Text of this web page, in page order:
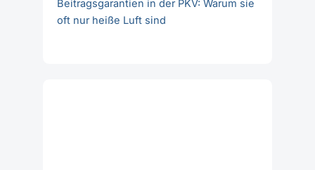
Beitragsgarantien in der PKV: Warum sie
oft nur heiße Luft sind